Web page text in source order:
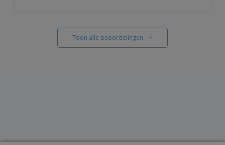
Toon alle beoordelingen